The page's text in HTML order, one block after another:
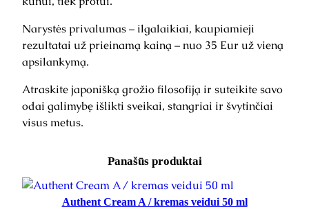
Y
S
T
Ė
Narystės privalumas – ilgalaikiai, kaupiamieji
rezultatai už prieinamą kainą – nuo 35 Eur už vieną
apsilankymą.
Atraskite japonišką grožio filosofiją ir suteikite savo
odai galimybę išlikti sveikai, stangriai ir švytinčiai
visus metus.
Panašūs produktai
Authent Cream A / kremas veidui 50 ml